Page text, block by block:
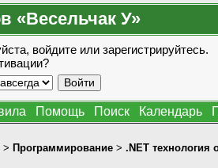
«Весельчак У»
войдите или зарегистрируйтесь.
Помощь Поиск Календарь
> Программирование > .NET технология